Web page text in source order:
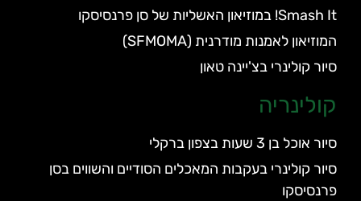
Smash It! במוזיאון האשליות של סן פרנסיסקו
המוזיאון לאמנות מודרנית (SFMOMA)
סיור קולינרי בצ'יינה טאון
קולינריה
סיור אוכל בן 3 שעות בצפון ברקלי
סיור קולינרי בעקבות המאכלים הסודיים והשווים בסן
פרנסיסקו